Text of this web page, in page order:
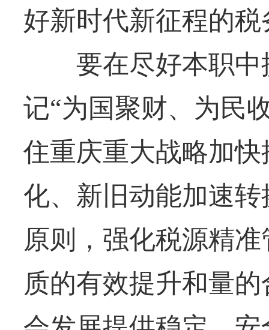
好新时代新征程的
要在尽好本职中
记“为国聚财、为民
住重庆重大战略加
化、新旧动能加速
原则，强化税源精
质的有效提升和量